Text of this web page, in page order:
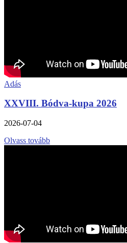
Adás
XXVIII. Bódva-kupa 2026
2026-07-04
Olvass tovább